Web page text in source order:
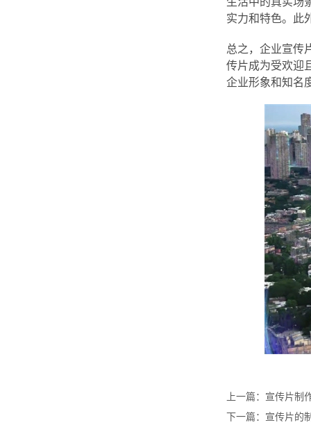
实力和特色。此
总之，企业宣传
传片成为受欢迎
企业形象和知名
上一篇： 宣传片制
下一篇： 宣传片的